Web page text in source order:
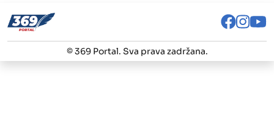
© 369 Portal. Sva prava zadržana.